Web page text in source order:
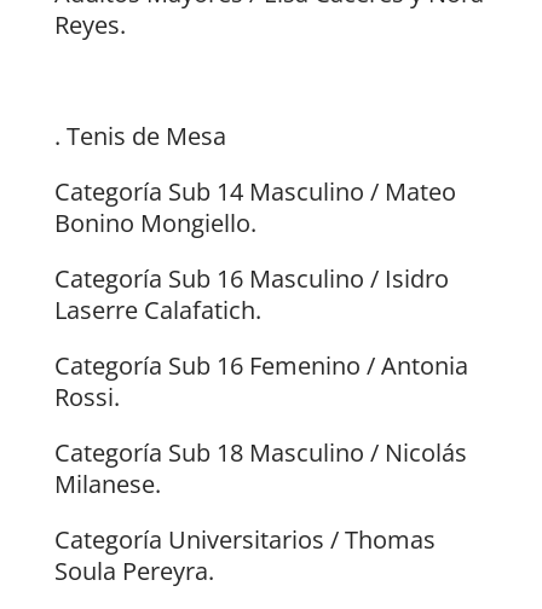
Reyes.
. Tenis de Mesa
Categoría Sub 14 Masculino / Mateo
Bonino Mongiello.
Categoría Sub 16 Masculino / Isidro
Laserre Calafatich.
Categoría Sub 16 Femenino / Antonia
Rossi.
Categoría Sub 18 Masculino / Nicolás
Milanese.
Categoría Universitarios / Thomas
Soula Pereyra.